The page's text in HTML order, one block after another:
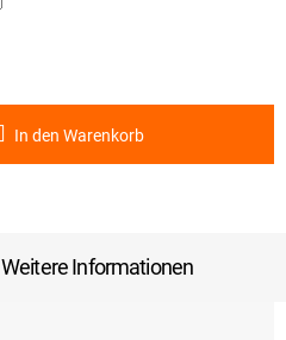
In den Warenkorb
Weitere Informationen